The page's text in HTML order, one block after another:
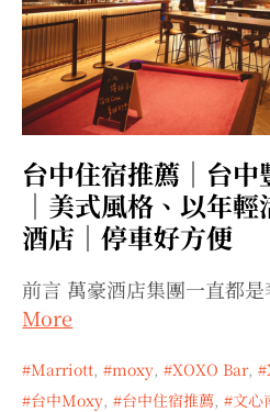
聯絡我
台中住宿推薦｜台
｜美式風格、以年
酒店｜停車好方便
前言 萬豪酒店集團一直都
More
Marriott, moxy, XOXO Bar,
台中Moxy, 台中住宿推薦, 文心